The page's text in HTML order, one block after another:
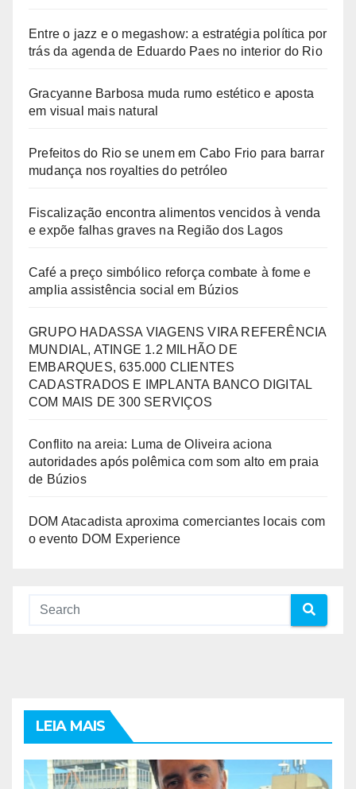
Entre o jazz e o megashow: a estratégia política por
trás da agenda de Eduardo Paes no interior do Rio
Gracyanne Barbosa muda rumo estético e aposta
em visual mais natural
Prefeitos do Rio se unem em Cabo Frio para barrar
mudança nos royalties do petróleo
Fiscalização encontra alimentos vencidos à venda
e expõe falhas graves na Região dos Lagos
Café a preço simbólico reforça combate à fome e
amplia assistência social em Búzios
GRUPO HADASSA VIAGENS VIRA REFERÊNCIA
MUNDIAL, ATINGE 1.2 MILHÃO DE
EMBARQUES, 635.000 CLIENTES
CADASTRADOS E IMPLANTA BANCO DIGITAL
COM MAIS DE 300 SERVIÇOS
Conflito na areia: Luma de Oliveira aciona
autoridades após polêmica com som alto em praia
de Búzios
DOM Atacadista aproxima comerciantes locais com
o evento DOM Experience
LEIA MAIS